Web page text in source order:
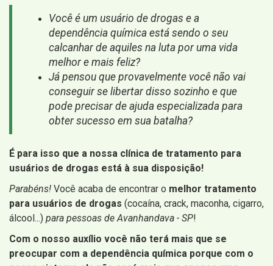
Você é um usuário de drogas e a
dependência química está sendo o seu
calcanhar de aquiles na luta por uma vida
melhor e mais feliz?
Já pensou que provavelmente você não vai
conseguir se libertar disso sozinho e que
pode precisar de ajuda especializada para
obter sucesso em sua batalha?
É para isso que a nossa clínica de tratamento para
usuários de drogas está à sua disposição!
Parabéns! Você acaba de encontrar o melhor tratamento
para usuários de drogas (cocaína, crack, maconha, cigarro,
álcool...) para pessoas de Avanhandava - SP!
Com o nosso auxílio você não terá mais que se
preocupar com a dependência química porque com o